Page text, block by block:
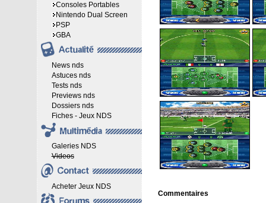
Consoles Portables
Nintendo Dual Screen
PSP
GBA
News nds
Astuces nds
Tests nds
Previews nds
Dossiers nds
Fiches - Jeux NDS
Galeries NDS
Videos
Acheter Jeux NDS
Commentaires